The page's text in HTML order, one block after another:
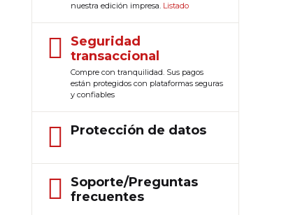
nuestra edición impresa. Listado
Seguridad
transaccional
Compre con tranquilidad. Sus pagos
están protegidos con plataformas seguras
y confiables
Protección de datos
Soporte/Preguntas
frecuentes